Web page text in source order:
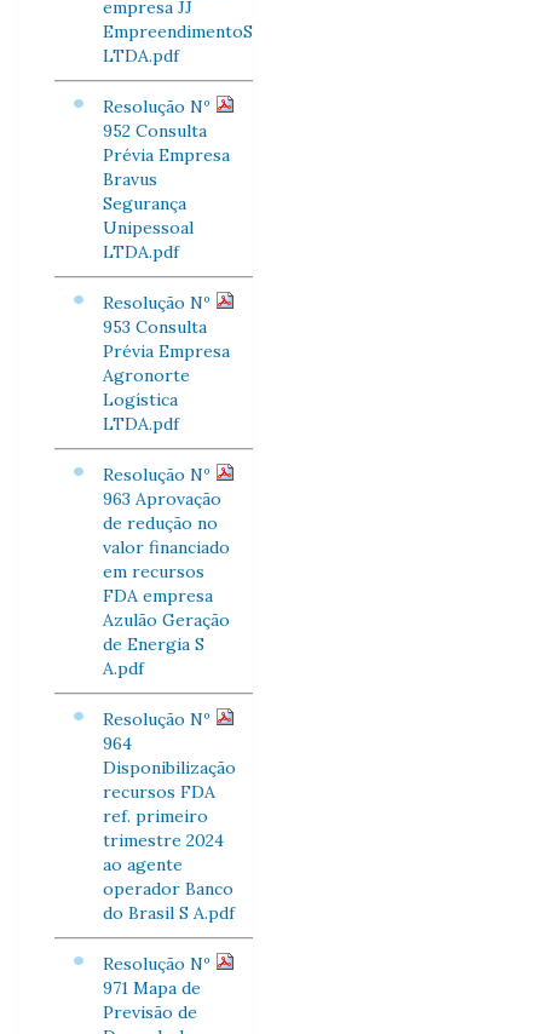
empresa JJ
EmpreendimentoS
LTDA.pdf
Resolução Nº
952 Consulta
Prévia Empresa
Bravus
Segurança
Unipessoal
LTDA.pdf
Resolução Nº
953 Consulta
Prévia Empresa
Agronorte
Logística
LTDA.pdf
Resolução Nº
963 Aprovação
de redução no
valor financiado
em recursos
FDA empresa
Azulão Geração
de Energia S
A.pdf
Resolução Nº
964
Disponibilização
recursos FDA
ref. primeiro
trimestre 2024
ao agente
operador Banco
do Brasil S A.pdf
Resolução Nº
971 Mapa de
Previsão de